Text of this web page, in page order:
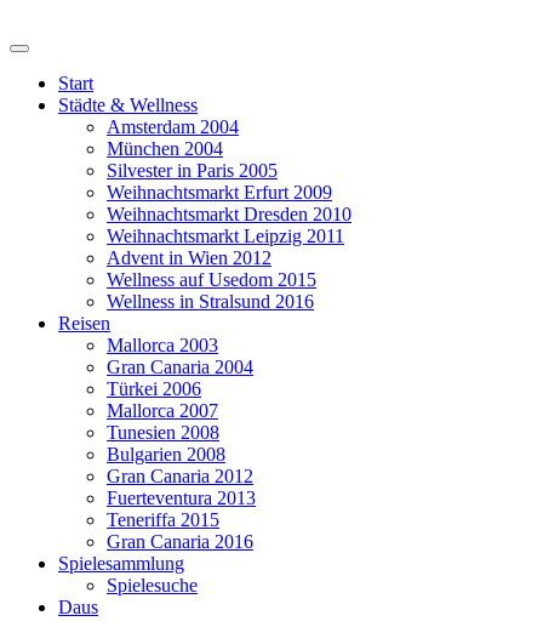
Start
Städte & Wellness
Amsterdam 2004
München 2004
Silvester in Paris 2005
Weihnachtsmarkt Erfurt 2009
Weihnachtsmarkt Dresden 2010
Weihnachtsmarkt Leipzig 2011
Advent in Wien 2012
Wellness auf Usedom 2015
Wellness in Stralsund 2016
Reisen
Mallorca 2003
Gran Canaria 2004
Türkei 2006
Mallorca 2007
Tunesien 2008
Bulgarien 2008
Gran Canaria 2012
Fuerteventura 2013
Teneriffa 2015
Gran Canaria 2016
Spielesammlung
Spielesuche
Daus